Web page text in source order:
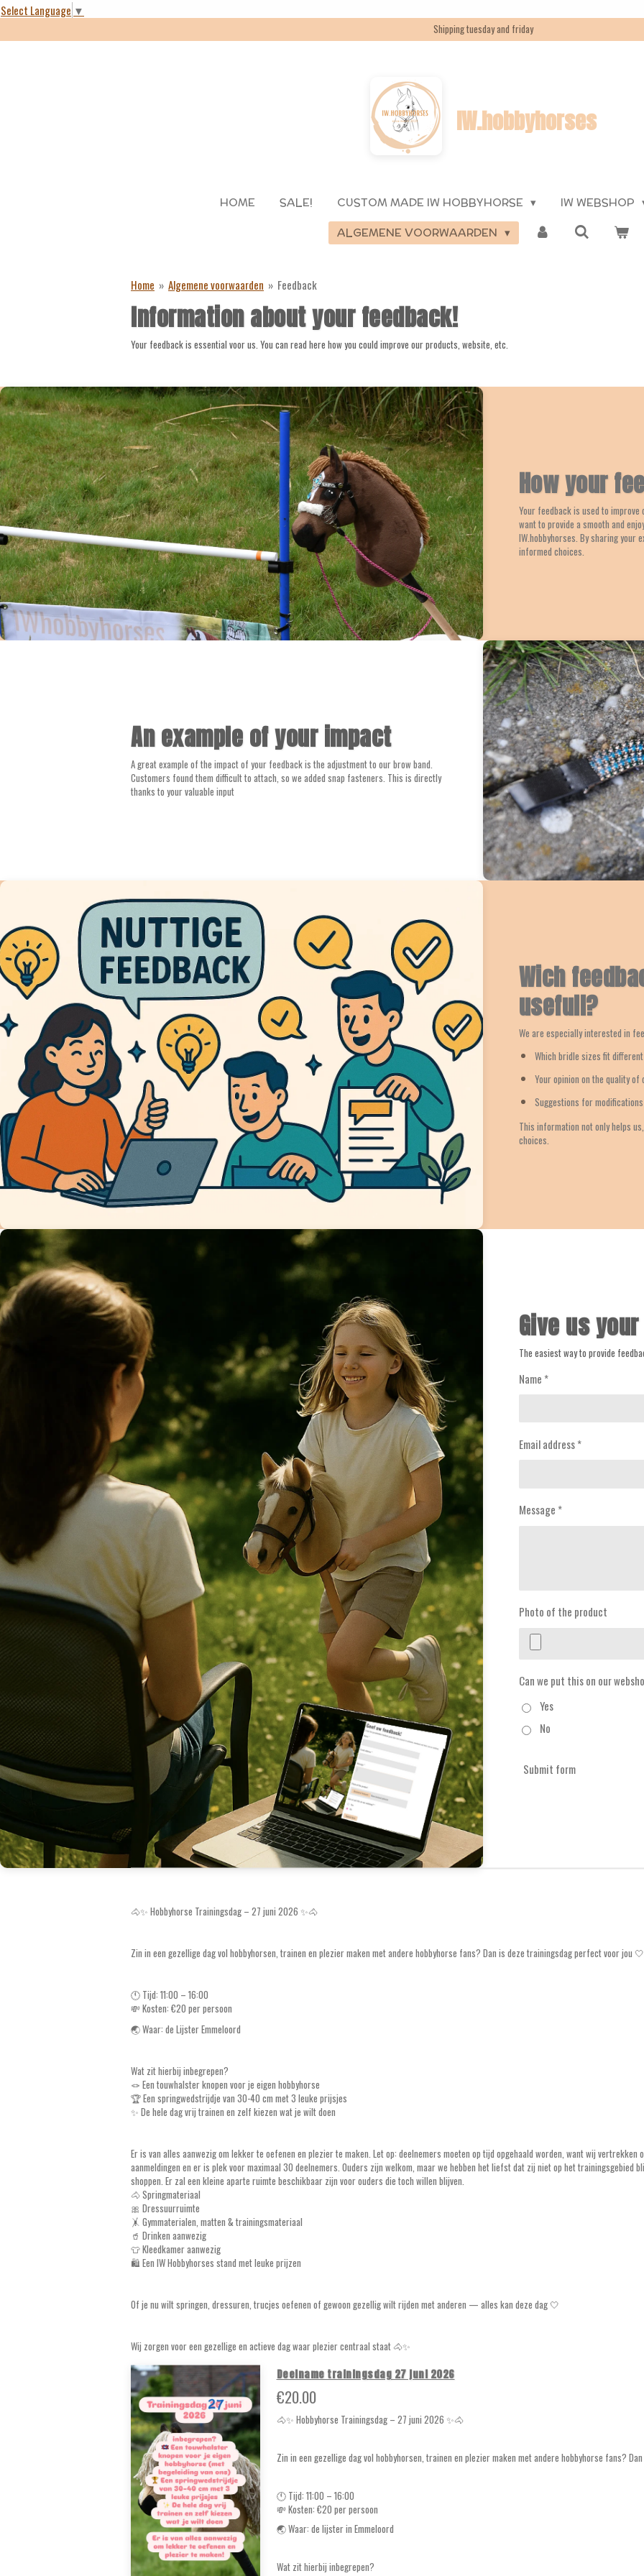
Select Language ▼
Skip
Shipping tuesday and friday
IW.hobbyhorses
HOME SALE! CUSTOM MADE IW HOBBYHORSE IW WEBSHOP
ALGEMENE VOORWAARDEN
Home » Algemene voorwaarden » Feedback
Information about your feedback!
Your feedback is essential voor us. You can read here how you could improve our products, website, etc.
How your
Your feedback is used to
want to provide a smooth and
IW.hobbyhorses. By sharing your
informed choices.
An example of your impact
A great example of the impact of your feedback is the adjustment to our brow band.
Customers found them difficult to attach, so we added snap fasteners. This is directly
thanks to your valuable input
Wich
usefull?
We are especially interested in
Which bridle sizes fit different
Your opinion on the quality of
Suggestions for modifications
This information not only helps
choices.
Give us
The easiest way to provide
Name *
Email address *
Message *
Photo of the product
Can we put this on our
Yes
No
Submit form
🐴✨ Hobbyhorse Trainingsdag – 27 juni 2026 ✨🐴
Zin in een gezellige dag vol hobbyhorsen, trainen en plezier maken met andere hobbyhorse fans? Dan is deze trainingsdag perfect voor jou 🤍
🕚 Tijd: 11:00 – 16:00
💸 Kosten: €20 per persoon
🌏 Waar: de Lijster Emmeloord
Wat zit hierbij inbegrepen?
🪢 Een touwhalster knopen voor je eigen hobbyhorse
🏆 Een springwedstrijdje van 30-40 cm met 3 leuke prijsjes
✨ De hele dag vrij trainen en zelf kiezen wat je wilt doen
Er is van alles aanwezig om lekker te oefenen en plezier te maken. Let op: deelnemers moeten op tijd opgehaald worden, want wij vertrekken
aanmeldingen en er is plek voor maximaal 30 deelnemers. Ouders zijn welkom, maar we hebben het liefst dat zij niet op het
shoppen. Er zal een kleine aparte ruimte beschikbaar zijn voor ouders die toch willen blijven.
🐴 Springmateriaal
🎀 Dressuurruimte
🤸 Gymmaterialen, matten & trainingsmateriaal
🥤 Drinken aanwezig
👕 Kleedkamer aanwezig
🛍️ Een IW Hobbyhorses stand met leuke prijzen
Of je nu wilt springen, dressuren, trucjes oefenen of gewoon gezellig wilt rijden met anderen — alles kan deze dag 🤍
Wij zorgen voor een gezellige en actieve dag waar plezier centraal staat 🐴✨
Deelname trainingsdag 27 juni 2026
€20.00
🐴✨ Hobbyhorse Trainingsdag – 27 juni 2026 ✨🐴
Zin in een gezellige dag vol hobbyhorsen, trainen en plezier maken met andere hobbyhorse fans?
🕚 Tijd: 11:00 – 16:00
💸 Kosten: €20 per persoon
🌏 Waar: de lijster in Emmeloord
Wat zit hierbij inbegrepen?